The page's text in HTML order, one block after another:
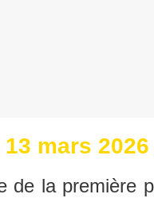
mars 2026
de la première